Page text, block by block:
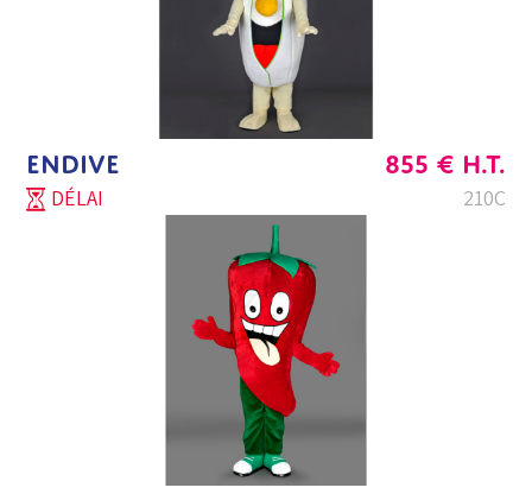
ENDIVE 855 € H.T.
DÉLAI 210C